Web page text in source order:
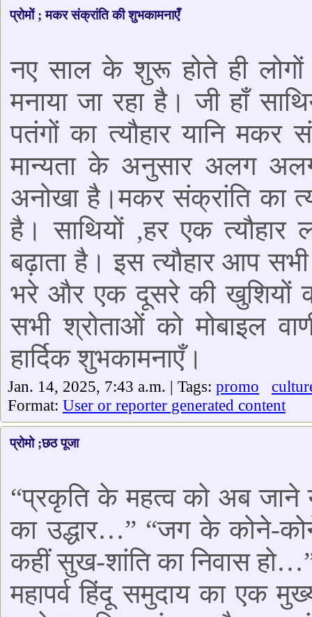
प्रोमों ; मकर संक्रांति की शुभकामनाएँ
नए साल के शुरू होते ही
मनाया जा रहा है। जी हाँ
पतंगों का त्यौहार यानि मकर
मान्यता के अनुसार अलग
अनोखा है।मकर संक्रांति का
है। साथियों ,हर एक
बढ़ाता है। इस त्यौहार आप
भरे और एक दूसरे की खुशियों
सभी श्रोताओं को मोबाइल
हार्दिक शुभकामनाएँ।
Jan. 14, 2025, 7:43 a.m. | Tags: promo
Format: User or reporter generated content
प्रोमो ;छठ पूजा
“प्रकृति के महत्व को अब जाने
का उद्धार…” “जग के कोने-
कहीं सुख-शांति का निवास
महापर्व हिंदू समुदाय का एक